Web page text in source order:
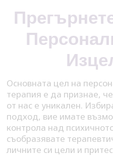
Основната цел на
терапия е да признае,
от нас е уникален.
подход, вие имате
контрола над
съобразявате
личните си цели и